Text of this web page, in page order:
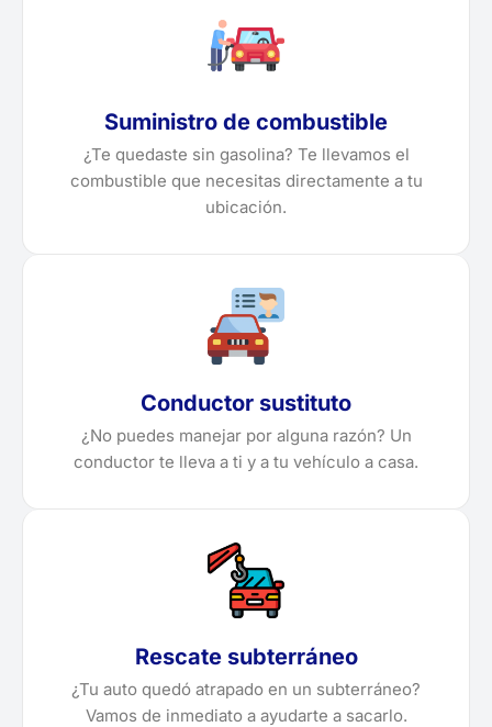
Suministro de combustible
¿Te quedaste sin gasolina? Te llevamos el
combustible que necesitas directamente a tu
ubicación.
Conductor sustituto
¿No puedes manejar por alguna razón? Un
conductor te lleva a ti y a tu vehículo a casa.
Rescate subterráneo
¿Tu auto quedó atrapado en un subterráneo?
Vamos de inmediato a ayudarte a sacarlo.